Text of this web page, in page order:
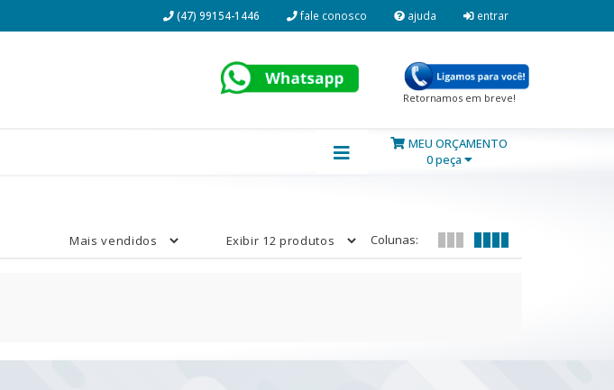
(47) 99154-1446 fale conosco ajuda entrar
Retornamos em breve!
MEU ORÇAMENTO
0 peça
Colunas: